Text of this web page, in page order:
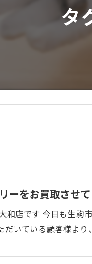
タ
ーをお買取させ
和店です 今日も生駒
だいている顧客様よ